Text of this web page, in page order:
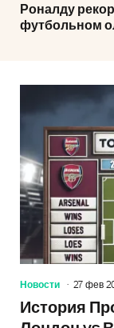
Роналду
футбольном
Новости 27 фев
История